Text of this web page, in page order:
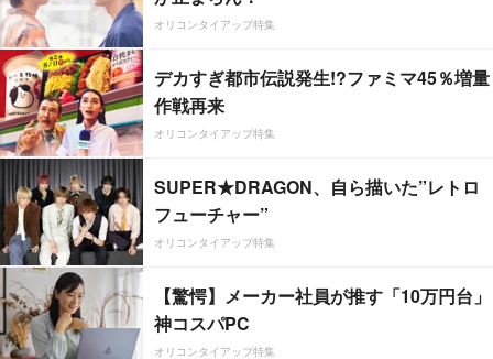
オリコンタイアップ特集
デカすぎ都市伝説発生!?ファミマ45％増量
作戦再来
オリコンタイアップ特集
SUPER★DRAGON、自ら描いた”レトロ
フューチャー”
オリコンタイアップ特集
【驚愕】メーカー社員が推す「10万円台」
神コスパPC
オリコンタイアップ特集